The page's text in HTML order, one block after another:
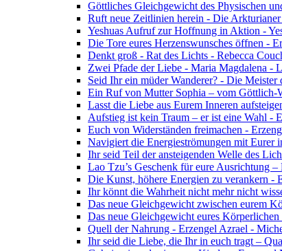
Göttliches Gleichgewicht des Physischen
Ruft neue Zeitlinien herein - Die
Yeshuas Aufruf zur Hoffnung in Aktion -
Die Tore eures Herzenswunsches öffnen -
Denkt groß - Rat des Lichts - Rebecca
Zwei Pfade der Liebe - Maria Magdalena -
Seid Ihr ein müder Wanderer? - Die
Ein Ruf von Mutter Sophia – vom Göttlich-
Lasst die Liebe aus Eurem Inneren
Aufstieg ist kein Traum – er ist eine Wahl -
Euch von Widerständen freimachen -
Navigiert die Energieströmungen mit
Ihr seid Teil der ansteigenden Welle des
Lao Tzu’s Geschenk für eure Ausrichtung
Die Kunst, höhere Energien zu verankern -
Ihr könnt die Wahrheit nicht mehr nicht
Das neue Gleichgewicht zwischen eurem
Das neue Gleichgewicht eures
Quell der Nahrung - Erzengel Azrael -
Ihr seid die Liebe, die Ihr in euch tragt –